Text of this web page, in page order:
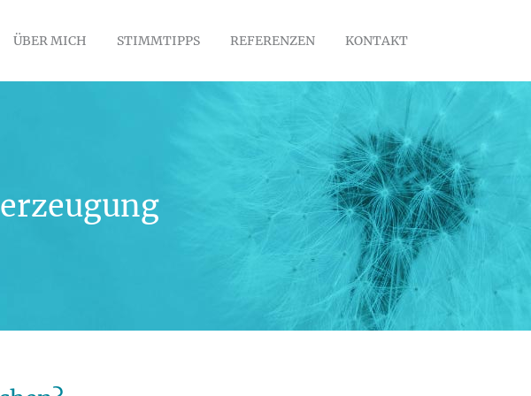
ÜBER MICH STIMMTIPPS REFERENZEN KONTAKT